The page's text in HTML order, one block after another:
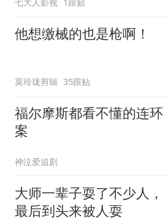
他想缴械的也是枪啊！
莫玲珑剪辑 35跟贴
福尔摩斯都看不懂的连环
案
神泣爱追剧
大师一辈子耍了不少人，
最后到头来被人耍